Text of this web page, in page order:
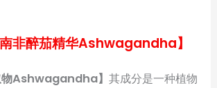
非醉茄精华Ashwagandha】
物Ashwagandha】其成分是一种植物